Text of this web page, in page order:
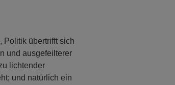
Politik übertrifft sich
und ausgefeilterer
lichtender
und natürlich ein